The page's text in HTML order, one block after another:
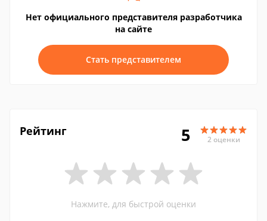
Нет официального представителя разработчика
на сайте
Стать представителем
Рейтинг 5 2 оценки
Нажмите, для быстрой оценки